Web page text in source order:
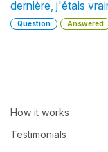
dernière, j'étais
Question Answered
How it works
Testimonials